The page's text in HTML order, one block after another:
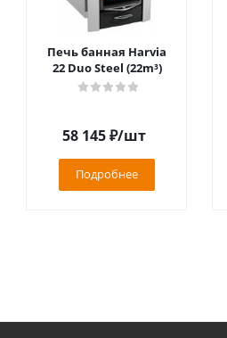
Печь банная Harvia
22 Duo Steel (22m³)
58 145₽/шт
Подробнее